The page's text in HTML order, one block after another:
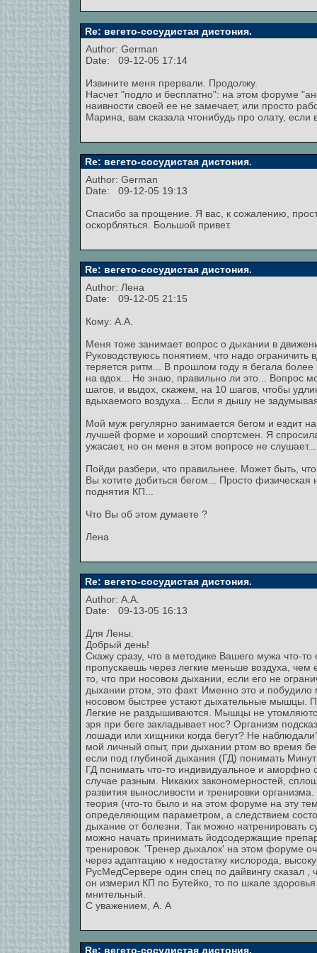
Re: вегето-сосудистая дистония.
Author: German
Date: 09-12-05 17:14
Извините меня прервали. Продолжу.
Насчет "подло и бесплатно": на этом форуме
наивности своей ее не замечает, или просто
Марина, вам сказала чтонибудь про олату,
Re: вегето-сосудистая дистония.
Author: German
Date: 09-12-05 19:13
Спасибо за прощение. Я вас, к сожалению,
оскорбляться. Большой привет.
Re: вегето-сосудистая дистония.
Author: Лена
Date: 09-12-05 21:15
Кому: А.А.
Меня тоже занимает вопрос о дыхании в
Руководствуюсь понятием, что надо
теряется ритм... В прошлом году я бегала
на вдох... Не знаю, правильно ли это... Вопрос
шагов, и выдох, скажем, на 10 шагов, чтобы
вдыхаемого воздуха... Если я дышу не
Мой муж регулярно занимается бегом и ездит
лучшей форме и хороший спортсмен. Я
ужасает, но он меня в этом вопросе не
Пойди разбери, что правильнее. Может быть, что
Вы хотите добиться бегом... Просто
поднятия КП...
Что Вы об этом думаете ?
Лена
Re: вегето-сосудистая дистония.
Author: A.A.
Date: 09-13-05 16:13
Для Лены.
Добрый день!
Скажу сразу, что в методике Вашего мужа что-
пропускаешь через легкие меньше воздуха,
то, что при носовом дыхании, если его не
дыхании ртом, это факт. Именно это и
носовом быстрее устают дыхательные мышцы.
Легкие не раздышиваются. Мышцы не
зря при беге закладывает нос? Организм
лошади или хищники когда бегут? Не
мой личный опыт, при дыхании ртом во время
если под глубиной дыхания (ГД) понимать
ГД понимать что-то индивидуальное и
случае разным. Никаких закономерностей,
развития выносливости и тренировки
теория (что-то было и на этом форуме на эту
определяющим параметром, а следствием
дыхание от болезни. Так можно натренировать
можно начать принимать йодсодержащие
тренировок. 'Тренер дыхалок' на этом форуме
через адаптацию к недостатку кислорода,
РусМедСервере один спец по дайвингу сказал ,
он измерил КП по Бутейко, то по шкале
мнительный.
С уважением, А. А
Re: вегето-сосудистая дистония.